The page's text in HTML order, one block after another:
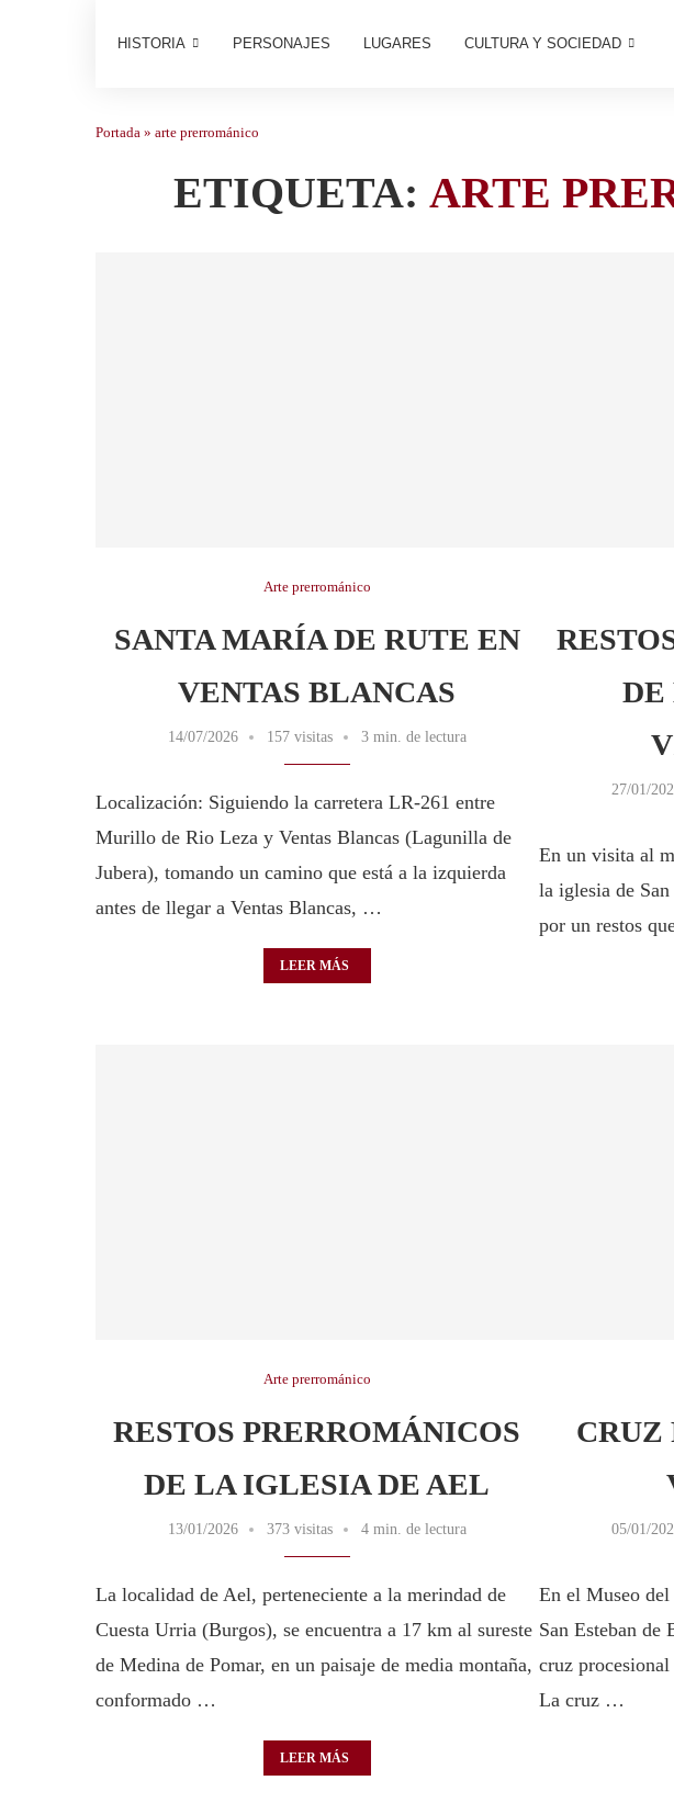
HISTORIA PERSONAJES LUGARES CULTURA Y SOCIEDAD
Portada » arte prerrománico
ETIQUETA:ARTE
Arte prerrománico
SANTA MARÍA DE RUTE EN
VENTAS BLANCAS
14/07/2026 157 visitas 3 min. de lectura
Localización: Siguiendo la carretera LR-261 entre
Murillo de Rio Leza y Ventas Blancas (Lagunilla de
Jubera), tomando un camino que está a la izquierda
antes de llegar a Ventas Blancas, …
LEER MÁS
DE
27/01/
En un visita al
la iglesia de
por un restos
Arte prerrománico
RESTOS PRERROMÁNICOS
DE LA IGLESIA DE AEL
13/01/2026 373 visitas 4 min. de lectura
La localidad de Ael, perteneciente a la merindad de
Cuesta Urria (Burgos), se encuentra a 17 km al sureste
de Medina de Pomar, en un paisaje de media montaña,
conformado …
LEER MÁS
CRUZ
05/01/
En el Museo
San Esteban de
cruz
La cruz …